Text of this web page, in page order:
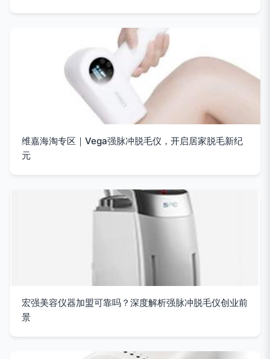
维嘉海淘专区｜Vega强脉冲脱毛仪，开启居家脱毛新纪
元
宏强美容仪器加盟可靠吗？深度解析强脉冲脱毛仪创业前
景